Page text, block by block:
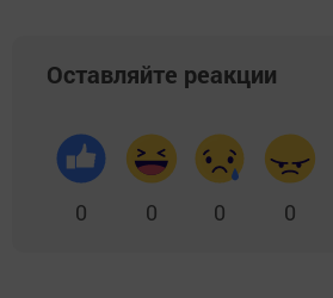
Оставляйте реакции
0 0 0 0